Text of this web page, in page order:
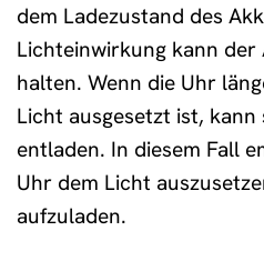
dem Ladezustand des
Lichteinwirkung kann
halten. Wenn die Uhr
Licht ausgesetzt ist, kann
entladen. In diesem Fall
Uhr dem Licht
aufzuladen.